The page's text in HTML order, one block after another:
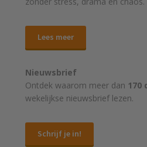
Lees meer
Nieuwsbrief
Ontdek waarom meer dan 170
wekelijkse nieuwsbrief lezen.
Schrijf je in!